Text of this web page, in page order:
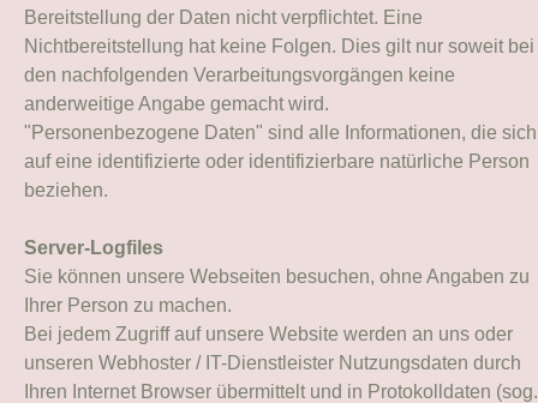
Bereitstellung der Daten nicht verpflichtet. Eine
Nichtbereitstellung hat keine Folgen. Dies gilt nur soweit bei
den nachfolgenden Verarbeitungsvorgängen keine
anderweitige Angabe gemacht wird.
"Personenbezogene Daten" sind alle Informationen, die sich
auf eine identifizierte oder identifizierbare natürliche Person
beziehen.
Server-Logfiles
Sie können unsere Webseiten besuchen, ohne Angaben zu
Ihrer Person zu machen.
Bei jedem Zugriff auf unsere Website werden an uns oder
unseren Webhoster / IT-Dienstleister Nutzungsdaten durch
Ihren Internet Browser übermittelt und in Protokolldaten (sog.